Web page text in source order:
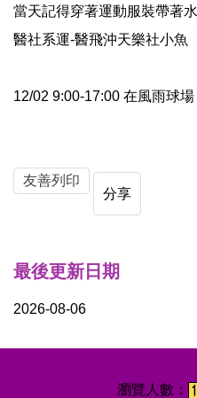
當天記得穿著運動服裝帶著
醫社系運-醫飛沖天樂社小魚
12/02 9:00-17:00 在風雨球
友善列印
分享
最後更新日期
2026-08-06